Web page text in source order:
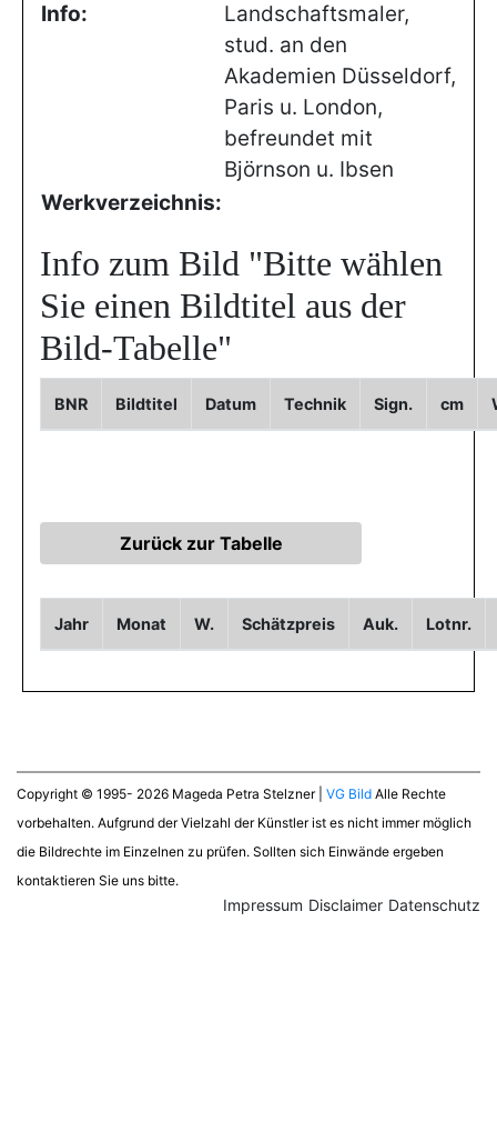
Info:
Landschaftsmaler,
stud. an den
Akademien Düsseldorf,
Paris u. London,
befreundet mit
Björnson u. Ibsen
Werkverzeichnis:
Info zum Bild "Bitte wählen
Sie einen Bildtitel aus der
Bild-Tabelle"
BNR Bildtitel Datum Technik Sign. cm
Jahr Monat W. Schätzpreis Auk. Lotnr.
Copyright © 1995- 2026 Mageda Petra Stelzner | VG Bild Alle Rechte
vorbehalten. Aufgrund der Vielzahl der Künstler ist es nicht immer möglich
die Bildrechte im Einzelnen zu prüfen. Sollten sich Einwände ergeben
kontaktieren Sie uns bitte.
Datenschutz
Disclaimer
Impressum